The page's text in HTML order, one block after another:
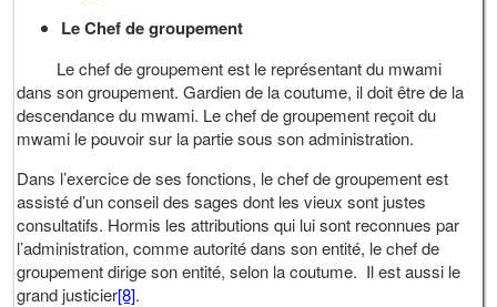
Le Chef de groupement
Le chef de groupement est le représentant du mwami
dans son groupement. Gardien de la coutume, il doit être de la
descendance du mwami. Le chef de groupement reçoit du
mwami le pouvoir sur la partie sous son administration.
Dans l’exercice de ses fonctions, le chef de groupement est
assisté d’un conseil des sages dont les vieux sont justes
consultatifs. Hormis les attributions qui lui sont reconnues par
l’administration, comme autorité dans son entité, le chef de
groupement dirige son entité, selon la coutume. Il est aussi le
grand justicier[8].